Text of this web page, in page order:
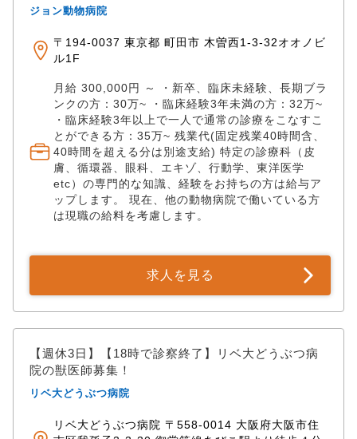
ジョン動物病院
〒194-0037 東京都 町田市 木曽西1-3-32オオノビ
ル1F
月給 300,000円 ～ ・新卒、臨床未経験、長期ブラ
ンクの方：30万~ ・臨床経験3年未満の方：32万~
・臨床経験3年以上で一人で通常の診療をこなすこ
とができる方：35万~ 残業代(固定残業40時間含、
40時間を超える分は別途支給) 特定の診療科（皮
膚、循環器、眼科、エキゾ、行動学、東洋医学
etc）の専門的な知識、経験をお持ちの方は給与ア
ップします。 現在、他の動物病院で働いている方
は現職の給料を考慮します。
求人を見る
【週休3日】【18時で診察終了】リベ大どうぶつ病
院の獣医師募集！
リベ大どうぶつ病院
リベ大どうぶつ病院 〒558-0014 大阪府大阪市住